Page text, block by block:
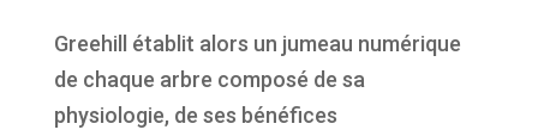
Greehill établit alors un jumeau numérique
de chaque arbre composé de sa
physiologie, de ses bénéfices